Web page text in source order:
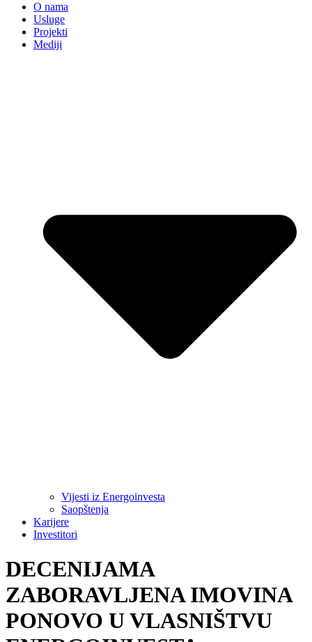
O nama
Usluge
Projekti
Mediji
Vijesti iz Energoinvesta
Saopštenja
Karijere
Investitori
DECENIJAMA
ZABORAVLJENA IMOVINA
PONOVO U VLASNIŠTVU